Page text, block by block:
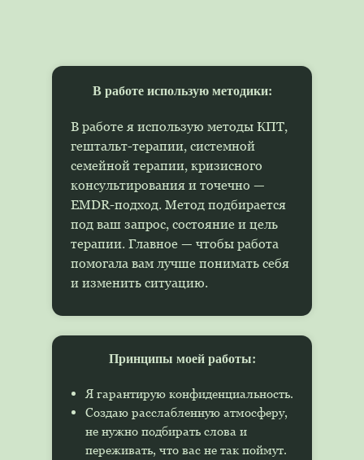
В работе я использую методы КПТ,
гештальт-терапии, системной
семейной терапии, кризисного
консультирования и точечно —
EMDR-подход. Метод подбирается
под ваш запрос, состояние и цель
терапии. Главное — чтобы работа
помогала вам лучше понимать себя
и изменить ситуацию.
В работе использую методики:
Принципы моей работы:
Я гарантирую конфиденциальность.
Создаю расслабленную атмосферу,
не нужно подбирать слова и
переживать, что вас не так поймут.